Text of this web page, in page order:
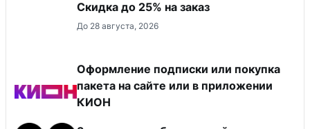
Скидка до 25% на заказ
До 28 августа, 2026
Оформление подписки или покупка
пакета на сайте или в приложении
КИОН